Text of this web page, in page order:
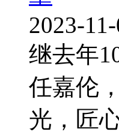
2023-
继去年
任嘉伦
光，匠